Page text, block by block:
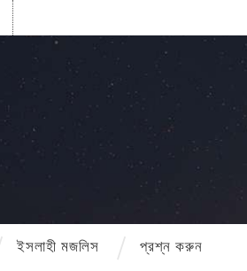
ইসলাহী মজলিস প্রশ্ন করুন